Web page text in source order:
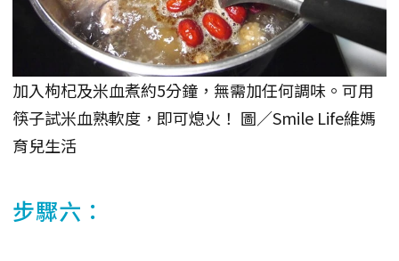
加入枸杞及米血煮約5分鐘，無需加任何調味。可用
筷子試米血熟軟度，即可熄火！ 圖／Smile Life維媽
育兒生活
步驟六：